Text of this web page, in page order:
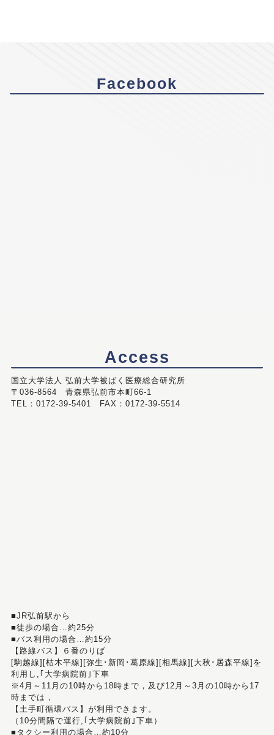
Facebook
Access
国立大学法人 弘前大学被ばく医療総合研究所
〒036-8564 青森県弘前市本町66-1
TEL：0172-39-5401 FAX：0172-39-5514
■JR弘前駅から
■徒歩の場合…約25分
■バス利用の場合…約15分
【路線バス】６番のりば
[駒越線][枯木平線][弥生･新岡･葛原線][相馬線][大秋･居森平線]を
利用し,｢大学病院前｣下車
※4月～11月の10時から18時まで，及び12月～3月の10時から17
時までは，
【土手町循環バス】が利用できます。
（10分間隔で運行,｢大学病院前｣下車）
■タクシー利用の場合…約10分